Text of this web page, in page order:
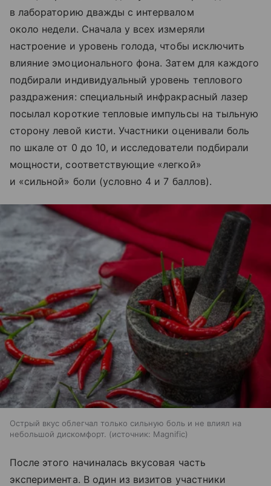
в лабораторию дважды с интервалом
около недели. Сначала у всех измеряли
настроение и уровень голода, чтобы исключить
влияние эмоционального фона. Затем для каждого
подбирали индивидуальный уровень теплового
раздражения: специальный инфракрасный лазер
посылал короткие тепловые импульсы на тыльную
сторону левой кисти. Участники оценивали боль
по шкале от 0 до 10, и исследователи подбирали
мощности, соответствующие «легкой»
и «сильной» боли (условно 4 и 7 баллов).
Острый вкус облегчал только сильную боль и не влиял на
небольшой дискомфорт.
источник: Magnific
После этого начиналась вкусовая часть
эксперимента. В один из визитов участники